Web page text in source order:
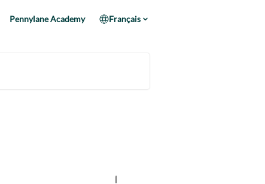
Pennylane Academy Français